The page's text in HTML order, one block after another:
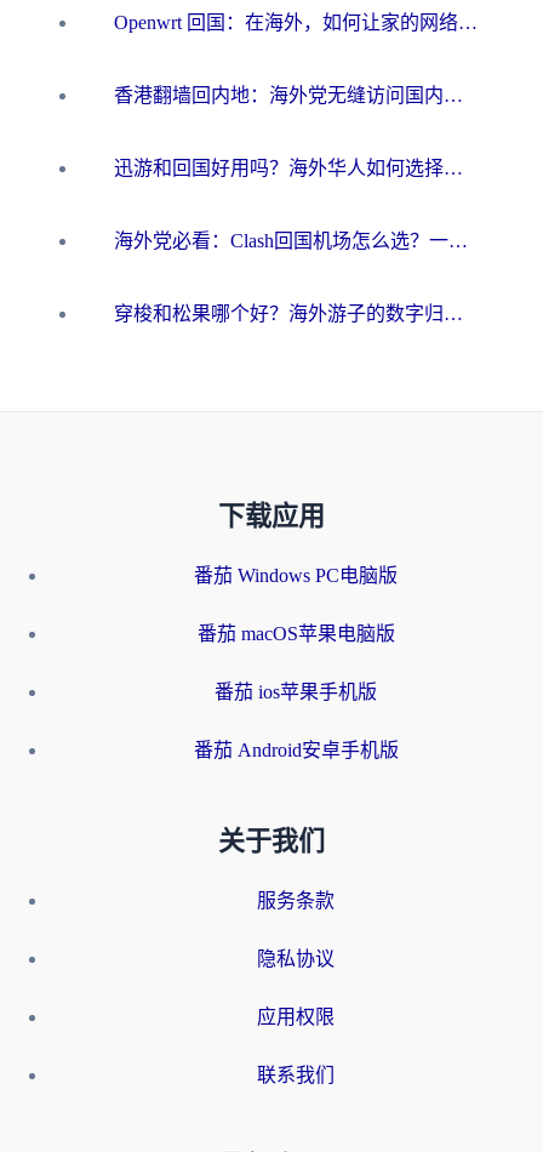
Openwrt 回国：在海外，如何让家的网络触手可及
香港翻墙回内地：海外党无缝访问国内资源的加速器选择全攻略
迅游和回国好用吗？海外华人如何选择靠谱的回国加速器
海外党必看：Clash回国机场怎么选？一篇搞定无缝访问国内资源的全攻略
穿梭和松果哪个好？海外游子的数字归乡路，到底该怎么选
下载应用
番茄 Windows PC电脑版
番茄 macOS苹果电脑版
番茄 ios苹果手机版
番茄 Android安卓手机版
关于我们
服务条款
隐私协议
应用权限
联系我们